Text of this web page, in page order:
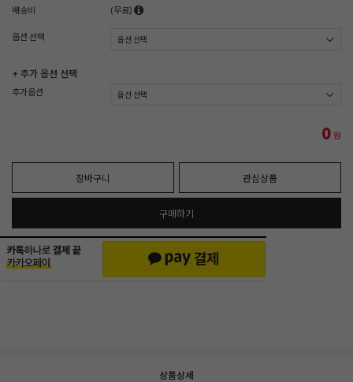
배송비
(무료)
옵션 선택
+ 추가 옵션 선택
추가옵션
0원
장바구니 관심상품
구매하기
상품상세